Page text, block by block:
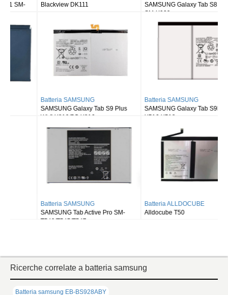
Blackview DK111
SAMSUNG Galaxy Tab S8 Ultra
Batteria SAMSUNG
SAMSUNG Galaxy Tab S9 Plus
Wi-fi X810/5G X816
Batteria SAMSUNG
SAMSUNG Galaxy Tab S9FE X510
X516 X518
Batteria SAMSUNG
SAMSUNG Tab Active Pro SM-
T540/T545/T547
Batteria ALLDOCUBE
Alldocube T50
Ricerche correlate a batteria samsung
Batteria samsung EB-BS928ABY